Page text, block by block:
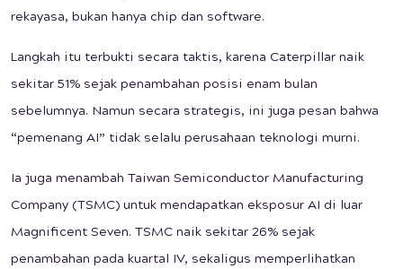
rekayasa, bukan hanya chip dan software.
Langkah itu terbukti secara taktis, karena Caterpillar naik
sekitar 51% sejak penambahan posisi enam bulan
sebelumnya. Namun secara strategis, ini juga pesan bahwa
“pemenang AI” tidak selalu perusahaan teknologi murni.
Ia juga menambah Taiwan Semiconductor Manufacturing
Company (TSMC) untuk mendapatkan eksposur AI di luar
Magnificent Seven. TSMC naik sekitar 26% sejak
penambahan pada kuartal IV, sekaligus memperlihatkan